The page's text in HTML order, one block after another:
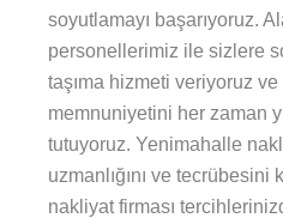
soyutlamayı başarıyoruz.
personellerimiz ile sizlere
taşıma hizmeti veriyoruz
memnuniyetini her zaman
tutuyoruz. Yenimahalle
uzmanlığını ve tecrübesini
nakliyat firması